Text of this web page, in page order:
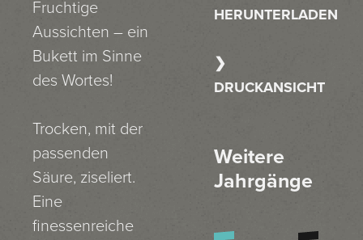
Fruchtige
Aussichten – ein
Bukett im Sinne
des Wortes!
Trocken, mit der
passenden
Säure, ziseliert.
Eine
finessenreiche
HERUNTERLADEN
DRUCKANSICHT
Weitere
Jahrgänge